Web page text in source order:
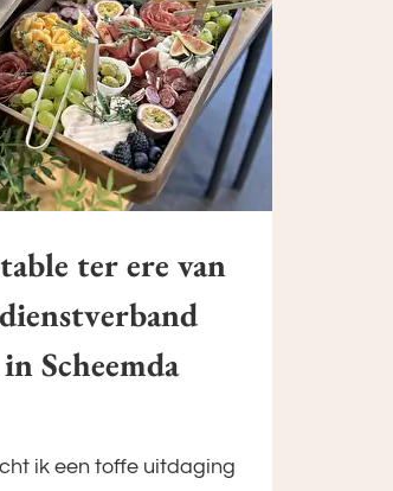
ter ere van
Scheemda
ik een toffe uitdaging